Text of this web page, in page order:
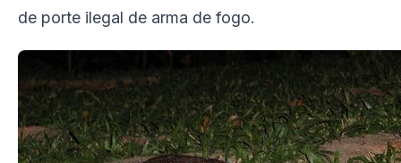
de porte ilegal de arma de fogo.